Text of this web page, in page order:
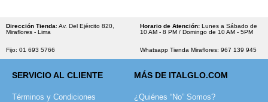
Dirección Tienda: Av. Del Ejército 820,
Miraflores - Lima
Fijo: 01 693 5766
Horario de Atención: Lunes a Sábado de
10 AM - 8 PM / Domingo de 10 AM - 5PM
Whatsapp Tienda Miraflores: 967 139 945
SERVICIO AL CLIENTE
Términos y Condiciones
MÁS DE ITALGLO.COM
¿Quiénes “No” Somos?